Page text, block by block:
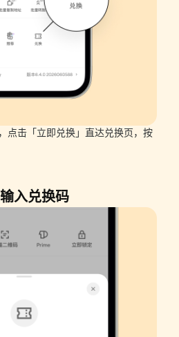
点击「立即兑换」直达兑换页，按
输入兑换码